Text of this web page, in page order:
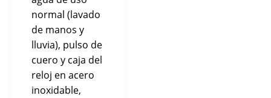
normal (lavado
de manos y
lluvia), pulso de
cuero y caja del
reloj en acero
inoxidable,